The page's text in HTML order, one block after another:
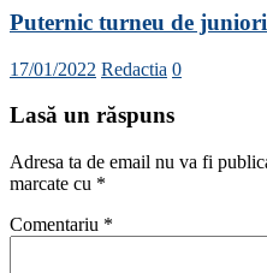
Puternic turneu de juniori
17/01/2022 Redactia 0
Lasă un răspuns
Adresa ta de email nu va fi
marcate cu *
Comentariu *